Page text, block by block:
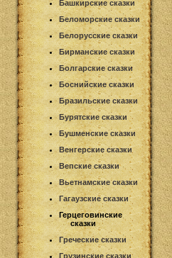
Башкирские сказки
Беломорские сказки
Белорусские сказки
Бирманские сказки
Болгарские сказки
Боснийские сказки
Бразильские сказки
Бурятские сказки
Бушменские сказки
Венгерские сказки
Вепские сказки
Вьетнамские сказки
Гагаузские сказки
Герцеговинские
сказки
Греческие сказки
Грузинские сказки